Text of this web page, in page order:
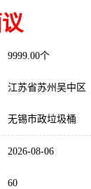
9999.00个
江苏省苏州吴中区
无锡市政垃圾桶
2026-08-06
60